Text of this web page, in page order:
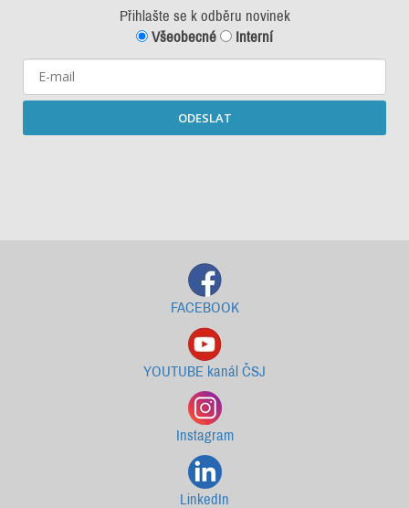
Přihlašte se k odběru novinek
Všeobecné
Interní
ODESLAT
FACEBOOK
YOUTUBE kanál ČSJ
Instagram
LinkedIn